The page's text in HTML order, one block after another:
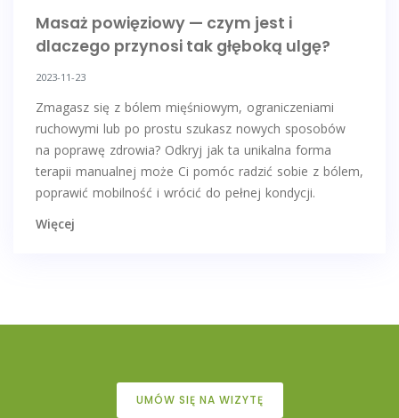
Masaż powięziowy — czym jest i
dlaczego przynosi tak głęboką ulgę?
2023-11-23
Zmagasz się z bólem mięśniowym, ograniczeniami
ruchowymi lub po prostu szukasz nowych sposobów
na poprawę zdrowia? Odkryj jak ta unikalna forma
terapii manualnej może Ci pomóc radzić sobie z bólem,
poprawić mobilność i wrócić do pełnej kondycji.
Więcej
UMÓW SIĘ NA WIZYTĘ